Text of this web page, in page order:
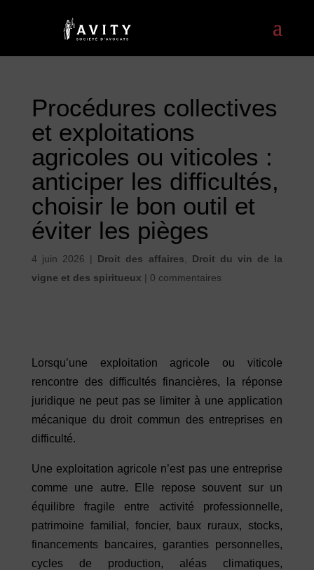
Procédures collectives
et exploitations
agricoles ou viticoles :
anticiper les difficultés,
choisir le bon outil et
éviter les pièges
4 juin 2026 | Droit des affaires
Droit du vin de la
vigne et des spiritueux | 0 commentaires
Lorsqu’une exploitation agricole ou viticole
rencontre des difficultés financières, la réponse
juridique ne peut pas se limiter à une application
mécanique du droit commun des entreprises en
difficulté.
Une exploitation agricole n’est pas une entreprise
comme une autre. Elle repose souvent sur un
équilibre fragile entre activité professionnelle,
patrimoine familial, foncier, baux ruraux, stocks,
financements bancaires, garanties personnelles,
cycles de production, aléas climatiques,